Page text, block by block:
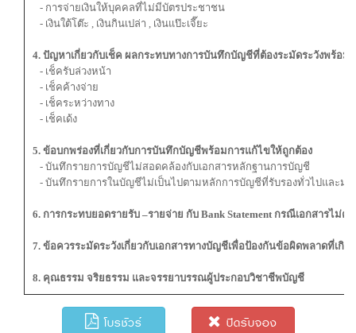
- การจ่ายเงินให้บุคคลที่ไม่มีบัตรประชาชน
- เงินใต้โต๊ะ , เงินกินเปล่า , เงินแป๊ะเจี๊ยะ
4. ปัญหาเกี่ยวกับเช็ค ผลกระทบทางการบันทึกบัญชีที่ต้องระมัดระวังพร้อ
- เช็ครับล่วงหน้า
- เช็คค้างจ่าย
- เช็คระหว่างทาง
- เช็คเด้ง
5. ข้อบกพร่องที่เกี่ยวกับการบันทึกบัญชีพร้อมการแก้ไขให้ถูกต้อง
- บันทึกรายการบัญชีไม่สอดคล้องกับเอกสารหลักฐานการบัญชี
- บันทึกรายการในบัญชีไม่เป็นไปตามหลักการบัญชีที่รับรองทั่วไปและม
6. การกระทบยอดรายรับ –รายจ่าย กับ Bank Statement กรณีเอกสารไม่ค
7. ข้อควรระมัดระวังเกี่ยวกับเอกสารทางบัญชีเพื่อป้องกันข้อผิดพลาดที่เกิด
8. คุณธรรม จริยธรรม และจรรยาบรรณผู้ประกอบวิชาชีพบัญชี
โบรชัวร์ ปิดรับจอง